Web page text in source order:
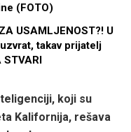
(FOTO)
USAMLJENOST?! U
takav prijatelj
STVARI
koji su
Kalifornija, rešava